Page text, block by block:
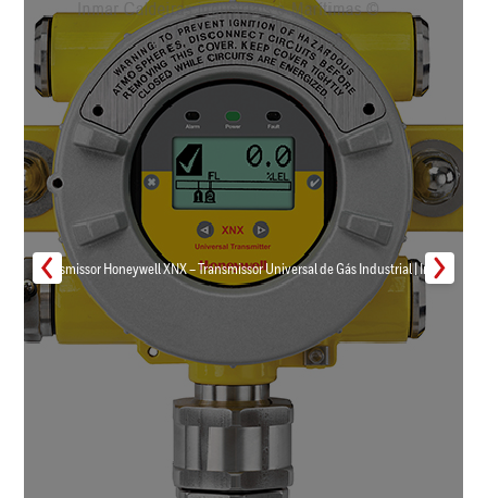
Transmissor Honeywell XNX – Transmissor Universal de Gás Industrial | Inmar